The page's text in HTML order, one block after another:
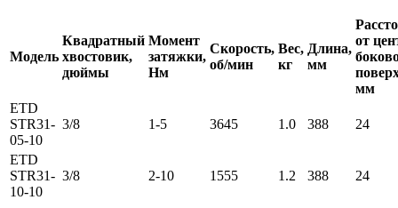
Модель
Квадратный
хвостовик,
дюймы
Момент
затяжки,
Нм
Скорость,
об/мин
Вес,
кг
Длина,
мм
от
мм
ETD
STR31-
05-10
3/8 1-5 3645 1.0 388 24
ETD
STR31-
10-10
3/8 2-10 1555 1.2 388 24